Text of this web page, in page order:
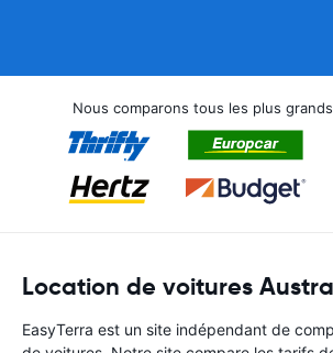
Nous comparons tous les plus
Location de voitures
EasyTerra est un site indépendant de